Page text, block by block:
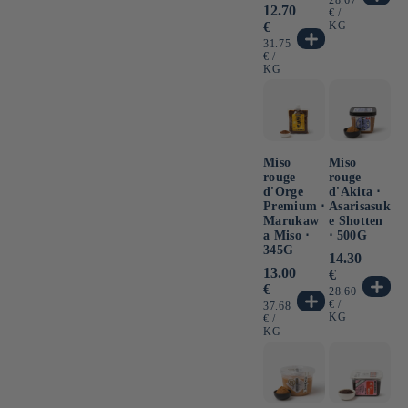
Prezzo
di
listino
12.70
€
PREZZO
UNITARIO
31.75
€ /
KG
UNITARIO
€ /
KG
Miso
rouge
d'Orge
Premium ⋅
Marukaw
a Miso ⋅
345G
Prezzo
di
listino
13.00
€
PREZZO
UNITARIO
37.68
€ /
KG
Miso
rouge
d'Akita ⋅
Asarisasuk
e Shotten
⋅ 500G
Prezzo
di
listino
14.30
€
PREZZO
UNITARIO
28.60
€ /
KG